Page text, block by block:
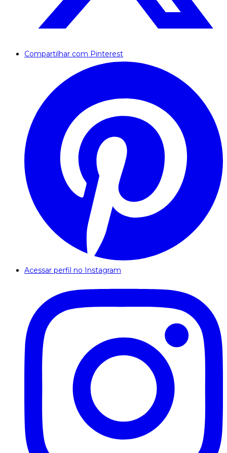
Compartilhar com Pinterest
Acessar perfil no Instagram